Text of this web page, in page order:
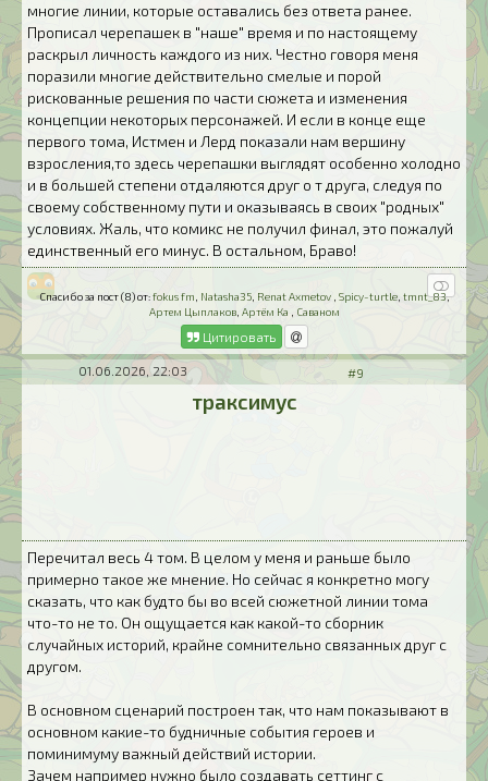
многие линии, которые оставались без ответа ранее.
Прописал черепашек в "наше" время и по настоящему
раскрыл личность каждого из них. Честно говоря меня
поразили многие действительно смелые и порой
рискованные решения по части сюжета и изменения
концепции некоторых персонажей. И если в конце еще
первого тома, Истмен и Лерд показали нам вершину
взросления,то здесь черепашки выглядят особенно холодно
и в большей степени отдаляются друг о т друга, следуя по
своему собственному пути и оказываясь в своих "родных"
условиях. Жаль, что комикс не получил финал, это пожалуй
единственный его минус. В остальном, Браво!
Спасибо за пост (8) от: fokus fm Natasha35, Renat Axmetov Spicy-turtle, tmnt_83,
Артем Цыплаков, Артём Ка Саваном
Цитировать
01.06.2026, 22:03 #9
траксимус
Перечитал весь 4 том. В целом у меня и раньше было
примерно такое же мнение. Но сейчас я конкретно могу
сказать, что как будто бы во всей сюжетной линии тома
что-то не то. Он ощущается как какой-то сборник
случайных историй, крайне сомнительно связанных друг с
другом.
В основном сценарий построен так, что нам показывают в
основном какие-то будничные события героев и
поминимуму важный действий истории.
Зачем например нужно было создавать сеттинг с